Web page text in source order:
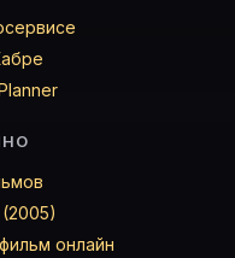
онлайн